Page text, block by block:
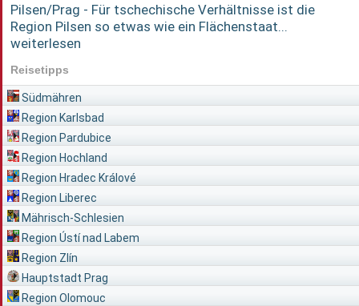
Pilsen/Prag - Für tschechische Verhältnisse ist die
Region Pilsen so etwas wie ein Flächenstaat...
weiterlesen
Reisetipps
Südmähren
Region Karlsbad
Region Pardubice
Region Hochland
Region Hradec Králové
Region Liberec
Mährisch-Schlesien
Region Ústí nad Labem
Region Zlín
Hauptstadt Prag
Region Olomouc